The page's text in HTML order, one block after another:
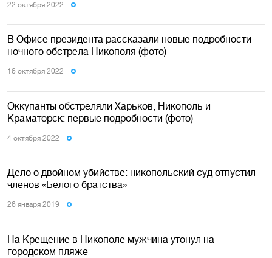
22 октября 2022
В Офисе президента рассказали новые подробности
ночного обстрела Никополя (фото)
16 октября 2022
Оккупанты обстреляли Харьков, Никополь и
Краматорск: первые подробности (фото)
4 октября 2022
Дело о двойном убийстве: никопольский суд отпустил
членов «Белого братства»
26 января 2019
На Крещение в Никополе мужчина утонул на
городском пляже